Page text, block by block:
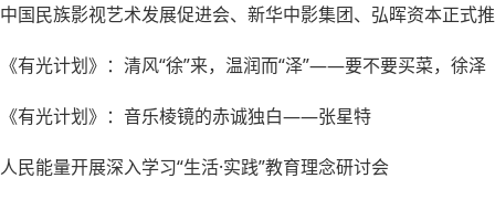
中国民族影视艺术发展促进会、新华中影集团、弘晖资本正式
《有光计划》：清风“徐”来，温润而“泽”——要不要买菜，徐泽
《有光计划》：音乐棱镜的赤诚独白——张星特
人民能量开展深入学习“生活·实践”教育理念研讨会